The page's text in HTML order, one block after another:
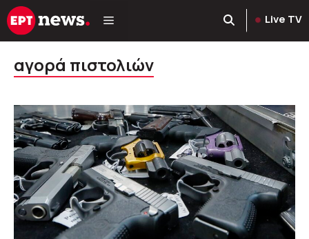
Μετάβαση
σε
Live TV
αγορά πιστολιών